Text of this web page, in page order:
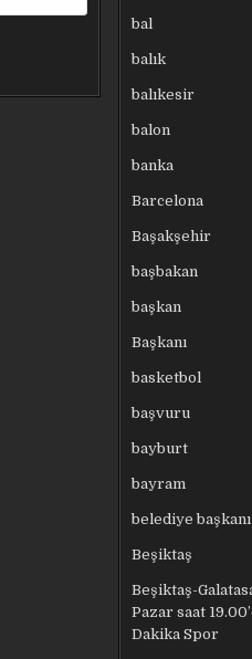
bal
balık
balıkesir
balon
banka
Barcelona
Başakşehir
başbakan
başkan
Başkanı
basketbol
başvuru
bayburt
bayram
belediye başkanı
Beşiktaş
Beşiktaş-
Pazar saat
Dakika Spor